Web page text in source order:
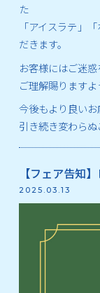
た
「アイスラテ」
だきます。
お客様にはご迷惑
ご理解賜りますよ
今後もより良いお
引き続き変わらぬ
【フェア告知
2025.03.13